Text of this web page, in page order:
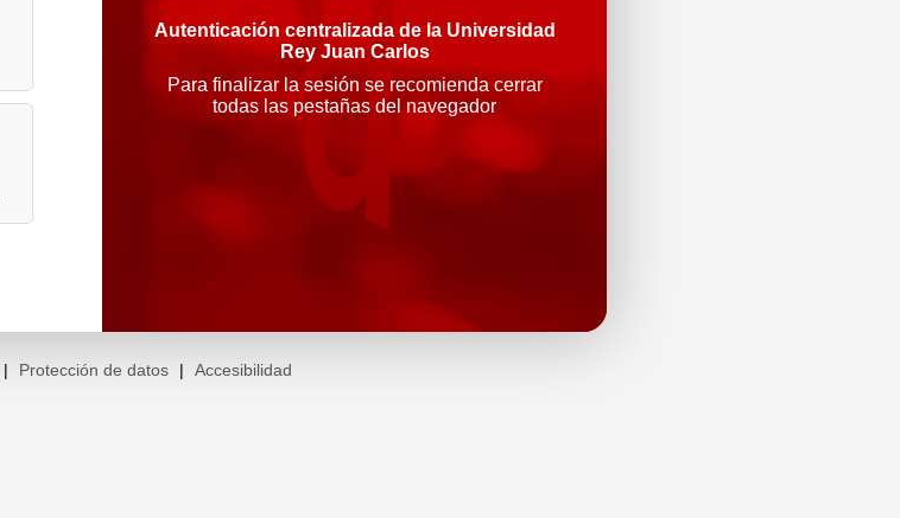
Autenticación centralizada de la Universidad
Rey Juan Carlos
Para finalizar la sesión se recomienda cerrar
todas las pestañas del navegador
| Protección de datos | Accesibilidad